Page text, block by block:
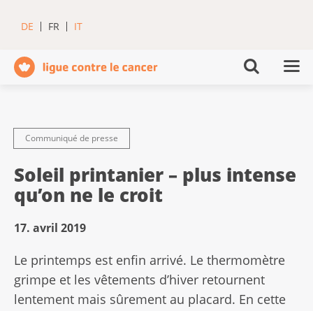
DE FR IT
Communiqué de presse
Soleil printanier – plus intense
qu’on ne le croit
17. avril 2019
Le printemps est enfin arrivé. Le thermomètre
grimpe et les vêtements d’hiver retournent
lentement mais sûrement au placard. En cette